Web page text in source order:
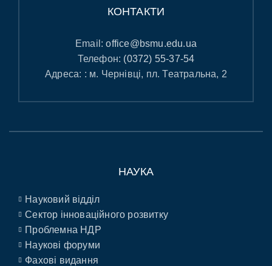
КОНТАКТИ
Email:office@bsmu.edu.ua
Телефон: (0372) 55-37-54
Адреса: : м. Чернівці, пл. Театральна, 2
НАУКА
Науковий відділ
Сектор інноваційного розвитку
Проблемна НДР
Наукові форуми
Фахові видання